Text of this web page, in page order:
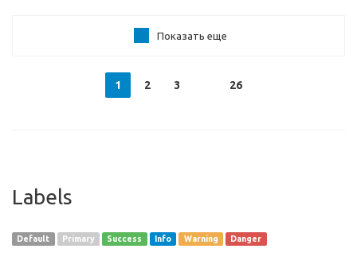
Показать еще
1 2 3 26
Labels
Default Primary Success Info Warning Danger